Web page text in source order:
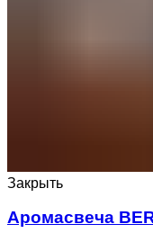
Закрыть
Аромасвеча